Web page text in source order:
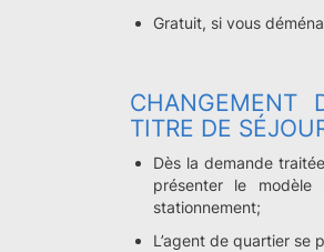
Gratuit, si vous
CHANGEMENT
TITRE DE
Dès la demande
présenter le
stationnement;
L’agent de quartier se